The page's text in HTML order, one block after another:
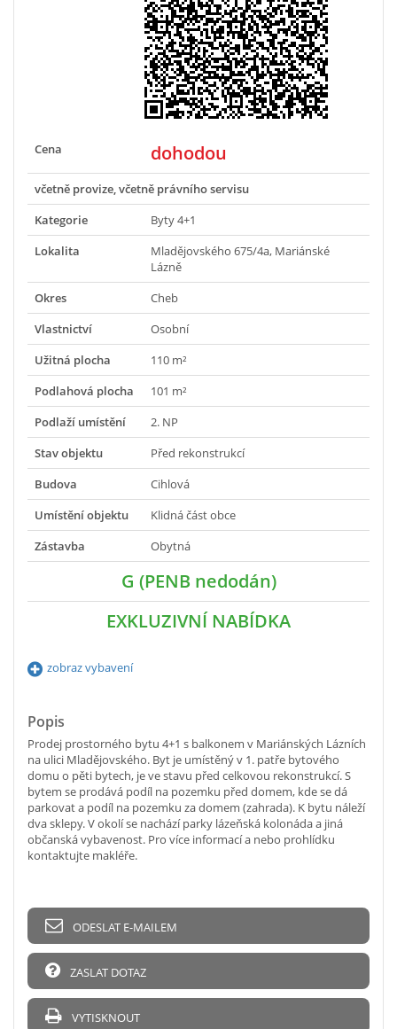
Cena dohodou
včetně provize, včetně právního servisu
Kategorie
Byty 4+1
Lokalita
Mladějovského 675/4a, Mariánské
Lázně
Okres
Cheb
Vlastnictví
Osobní
Užitná plocha
110 m²
Podlahová plocha
101 m²
Podlaží umístění
2. NP
Stav objektu
Před rekonstrukcí
Budova
Cihlová
Umístění objektu
Klidná část obce
Zástavba
Obytná
G (PENB nedodán)
EXKLUZIVNÍ NABÍDKA
zobraz vybavení
Popis
Prodej prostorného bytu 4+1 s balkonem v Mariánských Lázních
na ulici Mladějovského. Byt je umístěný v 1. patře bytového
domu o pěti bytech, je ve stavu před celkovou rekonstrukcí. S
bytem se prodává podíl na pozemku před domem, kde se dá
parkovat a podíl na pozemku za domem (zahrada). K bytu náleží
dva sklepy. V okolí se nachází parky lázeňská kolonáda a jiná
občanská vybavenost. Pro více informací a nebo prohlídku
kontaktujte makléře.
ODESLAT E-MAILEM
ZASLAT DOTAZ
VYTISKNOUT